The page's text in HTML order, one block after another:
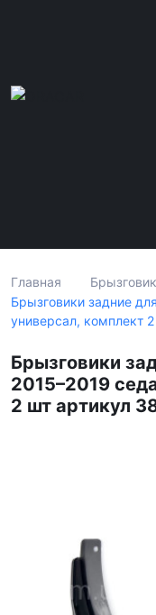
Главная
Брызговики задние
универсал, комплект
Брызговики
2015–2019
2 шт артикул